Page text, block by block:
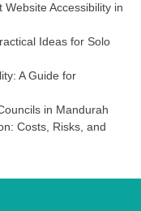
Accessibility in
Ideas for Solo
A Guide for
in Mandurah
Costs, Risks, and